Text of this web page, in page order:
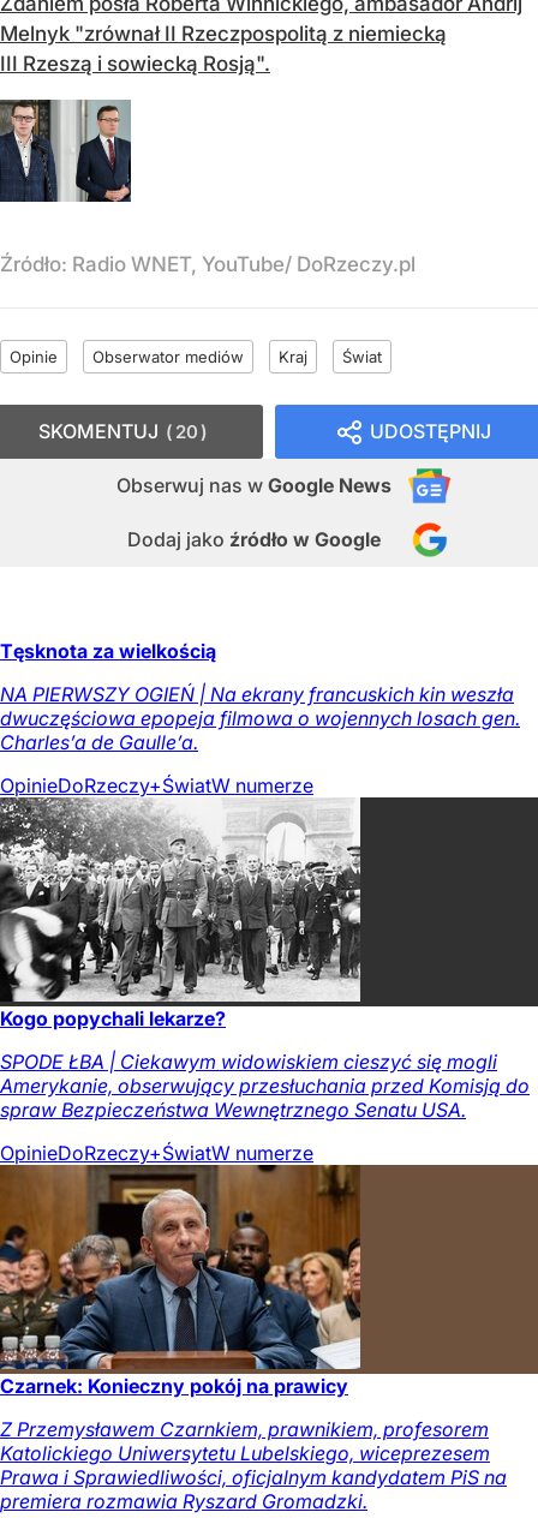
Melnyk "zrównał II Rzeczpospolitą z niemiecką
III Rzeszą i sowiecką Rosją".
Źródło: Radio WNET, YouTube/ DoRzeczy.pl
Opinie Obserwator mediów Kraj Świat
UDOSTĘPNIJ
Obserwuj nas w Google News
Dodaj jako źródło w Google
SKOMENTUJ 20
Tęsknota za wielkością
NA PIERWSZY OGIEŃ | Na ekrany francuskich kin weszła
dwuczęściowa epopeja filmowa o wojennych losach gen.
Charles’a de Gaulle’a.
OpinieDoRzeczy+ŚwiatW numerze
Kogo popychali lekarze?
SPODE ŁBA | Ciekawym widowiskiem cieszyć się mogli
Amerykanie, obserwujący przesłuchania przed Komisją do
spraw Bezpieczeństwa Wewnętrznego Senatu USA.
OpinieDoRzeczy+ŚwiatW numerze
Czarnek: Konieczny pokój na prawicy
Z Przemysławem Czarnkiem, prawnikiem, profesorem
Katolickiego Uniwersytetu Lubelskiego, wiceprezesem
Prawa i Sprawiedliwości, oficjalnym kandydatem PiS na
premiera rozmawia Ryszard Gromadzki.